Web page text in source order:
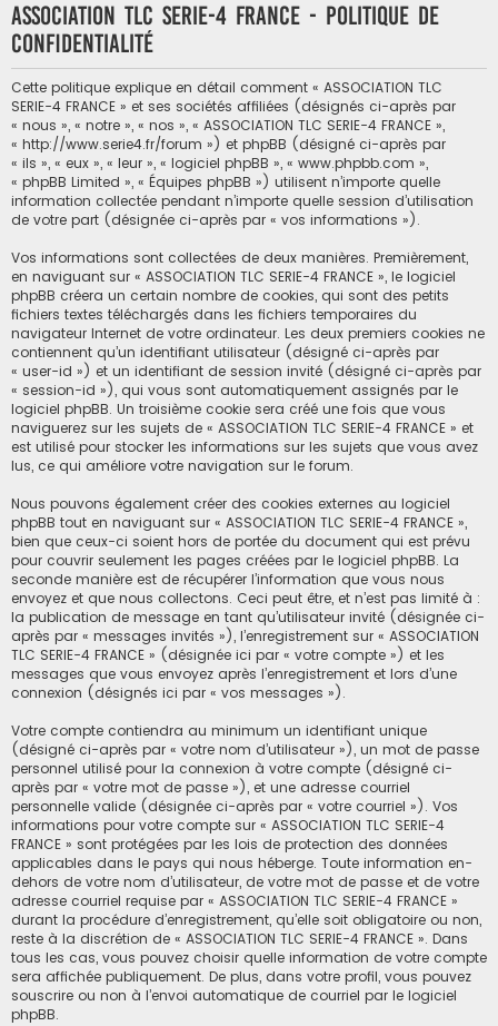
ASSOCIATION TLC SERIE-4 FRANCE - Politique de
confidentialité
Cette politique explique en détail comment « ASSOCIATION TLC
SERIE-4 FRANCE » et ses sociétés affiliées (désignés ci-après par
« nous », « notre », « nos », « ASSOCIATION TLC SERIE-4 FRANCE »,
« http://www.serie4.fr/forum ») et phpBB (désigné ci-après par
« ils », « eux », « leur », « logiciel phpBB », « www.phpbb.com »,
« phpBB Limited », « Équipes phpBB ») utilisent n’importe quelle
information collectée pendant n’importe quelle session d’utilisation
de votre part (désignée ci-après par « vos informations »).
Vos informations sont collectées de deux manières. Premièrement,
en naviguant sur « ASSOCIATION TLC SERIE-4 FRANCE », le logiciel
phpBB créera un certain nombre de cookies, qui sont des petits
fichiers textes téléchargés dans les fichiers temporaires du
navigateur Internet de votre ordinateur. Les deux premiers cookies ne
contiennent qu’un identifiant utilisateur (désigné ci-après par
« user-id ») et un identifiant de session invité (désigné ci-après par
« session-id »), qui vous sont automatiquement assignés par le
logiciel phpBB. Un troisième cookie sera créé une fois que vous
naviguerez sur les sujets de « ASSOCIATION TLC SERIE-4 FRANCE » et
est utilisé pour stocker les informations sur les sujets que vous avez
lus, ce qui améliore votre navigation sur le forum.
Nous pouvons également créer des cookies externes au logiciel
phpBB tout en naviguant sur « ASSOCIATION TLC SERIE-4 FRANCE »,
bien que ceux-ci soient hors de portée du document qui est prévu
pour couvrir seulement les pages créées par le logiciel phpBB. La
seconde manière est de récupérer l’information que vous nous
envoyez et que nous collectons. Ceci peut être, et n’est pas limité à :
la publication de message en tant qu’utilisateur invité (désignée ci-
après par « messages invités »), l’enregistrement sur « ASSOCIATION
TLC SERIE-4 FRANCE » (désignée ici par « votre compte ») et les
messages que vous envoyez après l’enregistrement et lors d’une
connexion (désignés ici par « vos messages »).
Votre compte contiendra au minimum un identifiant unique
(désigné ci-après par « votre nom d’utilisateur »), un mot de passe
personnel utilisé pour la connexion à votre compte (désigné ci-
après par « votre mot de passe »), et une adresse courriel
personnelle valide (désignée ci-après par « votre courriel »). Vos
informations pour votre compte sur « ASSOCIATION TLC SERIE-4
FRANCE » sont protégées par les lois de protection des données
applicables dans le pays qui nous héberge. Toute information en-
dehors de votre nom d’utilisateur, de votre mot de passe et de votre
adresse courriel requise par « ASSOCIATION TLC SERIE-4 FRANCE »
durant la procédure d’enregistrement, qu’elle soit obligatoire ou non,
reste à la discrétion de « ASSOCIATION TLC SERIE-4 FRANCE ». Dans
tous les cas, vous pouvez choisir quelle information de votre compte
sera affichée publiquement. De plus, dans votre profil, vous pouvez
souscrire ou non à l’envoi automatique de courriel par le logiciel
phpBB.